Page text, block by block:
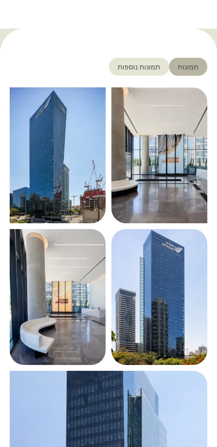
תמונות תמונות נוספות